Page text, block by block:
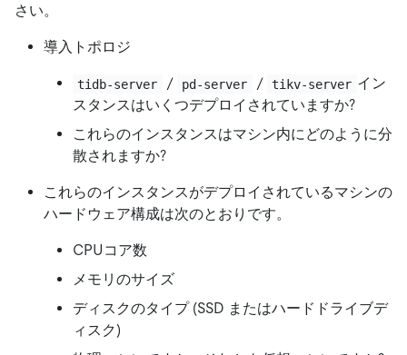
さい。
導入トポロジ
tidb-server / pd-server / tikv-server イン
スタンスはいくつデプロイされていますか?
これらのインスタンスはマシン内にどのように分
散されますか?
これらのインスタンスがデプロイされているマシンの
ハードウェア構成は次のとおりです。
CPUコア数
メモリのサイズ
ディスクのタイプ (SSD またはハードドライブデ
ィスク)